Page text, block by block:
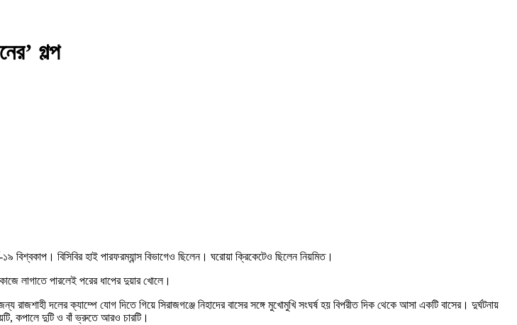
গল্প
বিশ্বকাপ। বিসিবির হাই পারফরম্যান্স বিভাগেও ছিলেন। ঘরোয়া ক্রিকেটেও ছিলেন নিয়মিত।
লাগাতে পারলেই পরের ধাপের দুয়ার খোলে।
দলের ক্যাম্পে যোগ দিতে গিয়ে সিরাজগঞ্জে নিহাদের বাসের সঙ্গে মুখোমুখি সংঘর্ষ হয় বিপরীত দিক থেকে আসা একটি বাসের। দুর্ঘটনায়
কপালে দুটি ও বাঁ ভ্রুতে আরও চারটি।